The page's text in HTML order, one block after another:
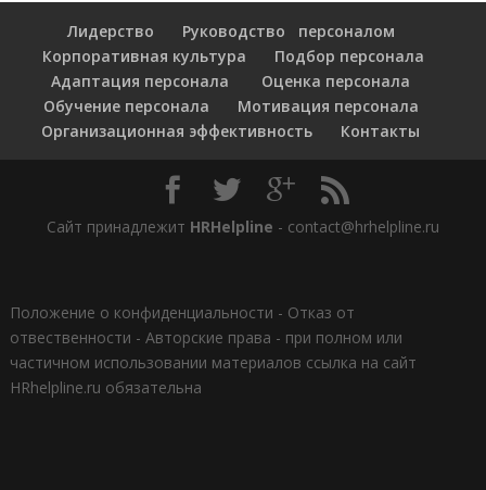
Лидерство
Руководство персоналом
Корпоративная культура
Подбор персонала
Адаптация персонала
Оценка персонала
Обучение персонала
Мотивация персонала
Организационная эффективность
Контакты
Сайт принадлежит HRHelpline - contact@hrhelpline.ru
Положение о конфиденциальности - Отказ от
отвественности - Авторские права - при полном или
частичном использовании материалов ссылка на сайт
HRhelpline.ru обязательна